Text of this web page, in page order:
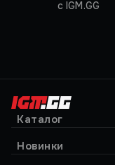
c IGM.GG
Каталог
Новинки